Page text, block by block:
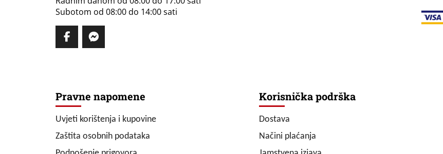
Subotom od 08:00 do 14:00 sati
Pravne napomene
Uvjeti korištenja i kupovine
Zaštita osobnih podataka
Korisnička podrška
Dostava
Načini plaćanja